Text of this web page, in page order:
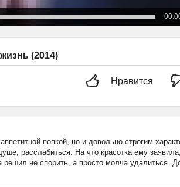
(2014)
Нравится
попкой, но и довольно строгим
расслабиться. На что красотка ему
решил не спорить, а просто молча удалиться.